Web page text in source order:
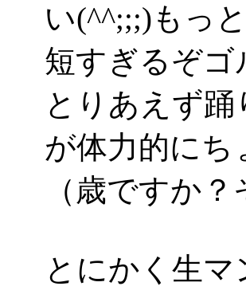
い(^^;;;)もっ
短すぎるぞ
とりあえず
が体力的にち
（歳ですか
とにかく生